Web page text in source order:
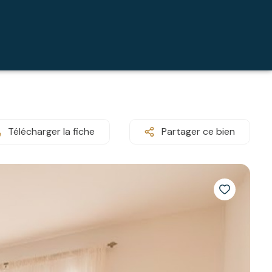
Télécharger la fiche Partager ce bien